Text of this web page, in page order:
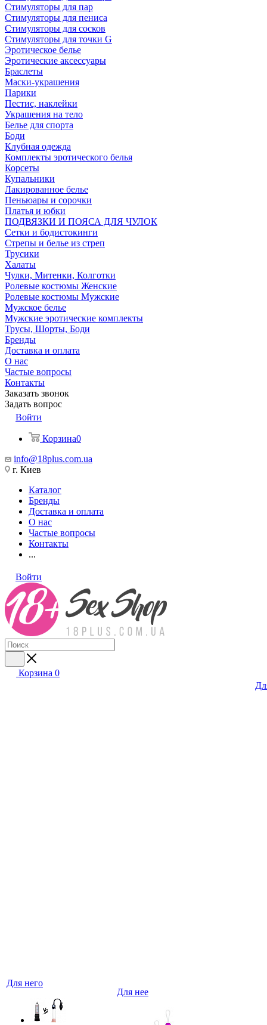
Стимуляторы для пар
Стимуляторы для пениса
Стимуляторы для сосков
Стимуляторы для точки G
Эротическое белье
Эротические аксессуары
Браслеты
Маски-украшения
Парики
Пестис, наклейки
Украшения на тело
Белье для спорта
Боди
Клубная одежда
Комплекты эротического белья
Корсеты
Купальники
Лакированное белье
Пеньюары и сорочки
Платья и юбки
ПОДВЯЗКИ И ПОЯСА ДЛЯ ЧУЛОК
Сетки и бодистокинги
Стрепы и белье из стреп
Трусики
Халаты
Чулки, Митенки, Колготки
Ролевые костюмы Женские
Ролевые костюмы Мужские
Мужское белье
Мужские эротические комплекты
Трусы, Шорты, Боди
Бренды
Доставка и оплата
О нас
Частые вопросы
Контакты
Заказать звонок
Задать вопрос
Войти
Корзина0
info@18plus.com.ua
г. Киев
Каталог
Бренды
Доставка и оплата
О нас
Частые вопросы
Контакты
...
Войти
Корзина 0
Для него
Для нее